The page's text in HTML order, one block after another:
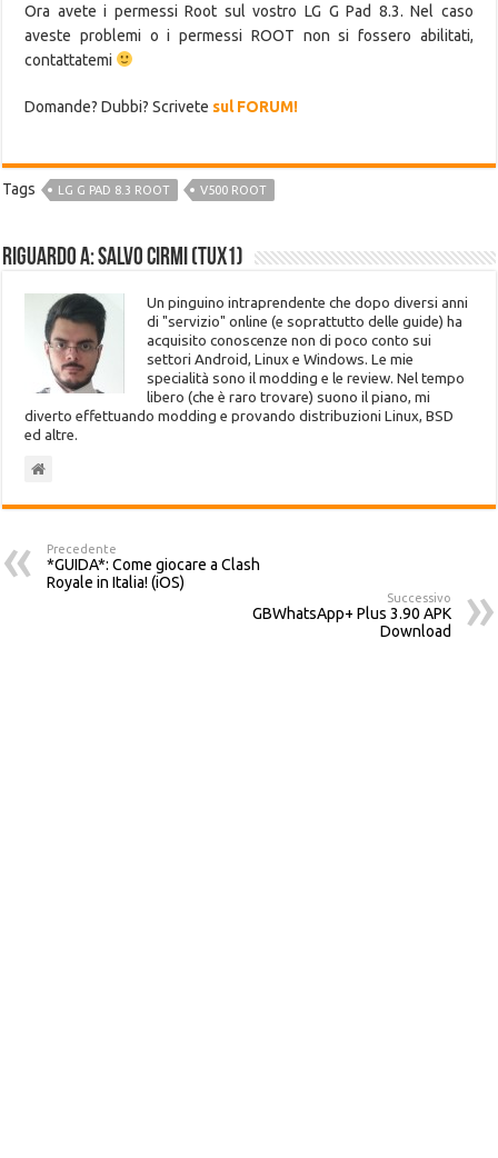
Ora avete i permessi Root sul vostro LG G Pad 8.3. Nel caso
aveste problemi o i permessi ROOT non si fossero abilitati,
contattatemi
Domande? Dubbi? Scrivete sul FORUM!
Tags LG G PAD 8.3 ROOT V500 ROOT
Riguardo a: Salvo Cirmi (Tux1)
Un pinguino intraprendente che dopo diversi anni
di "servizio" online (e soprattutto delle guide) ha
acquisito conoscenze non di poco conto sui
settori Android, Linux e Windows. Le mie
specialità sono il modding e le review. Nel tempo
libero (che è raro trovare) suono il piano, mi
diverto effettuando modding e provando distribuzioni Linux, BSD
ed altre.
Precedente
*GUIDA*: Come giocare a Clash
Royale in Italia! (iOS)
Successivo
GBWhatsApp+ Plus 3.90 APK
Download